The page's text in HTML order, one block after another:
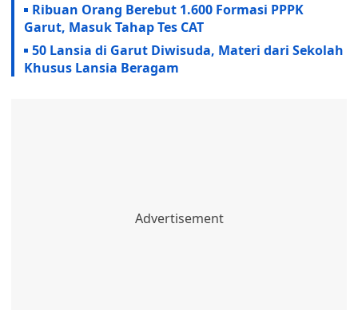
Ribuan Orang Berebut 1.600 Formasi PPPK
Garut, Masuk Tahap Tes CAT
50 Lansia di Garut Diwisuda, Materi dari Sekolah
Khusus Lansia Beragam